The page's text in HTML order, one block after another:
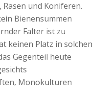
und Koniferen.
Bienensummen
Falter ist zu
keinen Platz in solchen
Gegenteil heute
Monokulturen